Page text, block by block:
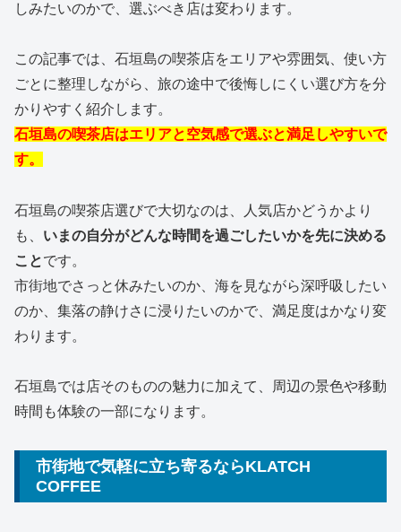
しみたいのかで、選ぶべき店は変わります。
この記事では、石垣島の喫茶店をエリアや雰囲気、使い方
ごとに整理しながら、旅の途中で後悔しにくい選び方を分
かりやすく紹介します。
石垣島の喫茶店はエリアと空気感で選ぶと満足しやすいで
す。
石垣島の喫茶店選びで大切なのは、人気店かどうかより
も、 いまの自分がどんな時間を過ごしたいかを先に決める
ことです。
市街地でさっと休みたいのか、海を見ながら深呼吸したい
のか、集落の静けさに浸りたいのかで、満足度はかなり変
わります。
石垣島では店そのものの魅力に加えて、周辺の景色や移動
時間も体験の一部になります。
市街地で気軽に立ち寄るならKLATCH
COFFEE